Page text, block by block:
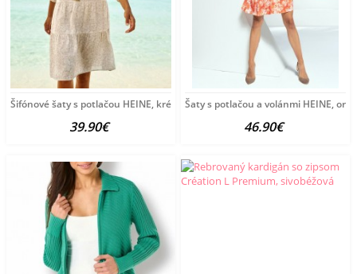
Šifónové šaty s potlačou HEINE, krémové
39.90€
Šaty s potlačou a volánmi HEINE,
46.90€